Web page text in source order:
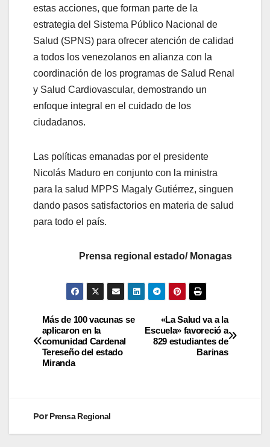
estas acciones, que forman parte de la
estrategia del Sistema Público Nacional de
Salud (SPNS) para ofrecer atención de calidad
a todos los venezolanos en alianza con la
coordinación de los programas de Salud Renal
y Salud Cardiovascular, demostrando un
enfoque integral en el cuidado de los
ciudadanos.
Las políticas emanadas por el presidente
Nicolás Maduro en conjunto con la ministra
para la salud MPPS Magaly Gutiérrez, singuen
dando pasos satisfactorios en materia de salud
para todo el país.
Prensa regional estado/ Monagas
«La Salud va a la
Escuela» favoreció a
829 estudiantes de
Barinas
Más de 100 vacunas se
aplicaron en la
comunidad Cardenal
Tereseño del estado
Miranda
PorPrensa Regional